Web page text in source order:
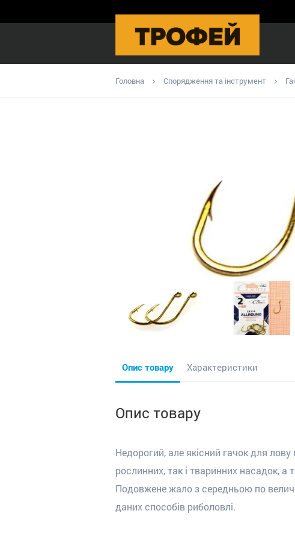
Головна Спорядження та інструмент
Опис товару Характеристики
Опис товару
Недорогий, але якісний гачок для
рослинних, так і тваринних насадок,
Подовжене жало з середньою по
даних способів риболовлі.